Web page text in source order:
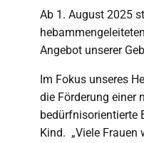
Ab 1. August 2025
Angebot unserer
Im Fokus unseres
die Förderung einer
bedürfnisorientierte
Kind. „Viele Frauen